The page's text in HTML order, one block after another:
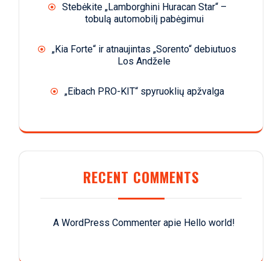
Stebėkite „Lamborghini Huracan Star“ –
tobulą automobilį pabėgimui
„Kia Forte“ ir atnaujintas „Sorento“ debiutuos
Los Andžele
„Eibach PRO-KIT“ spyruoklių apžvalga
RECENT COMMENTS
A WordPress Commenter apie Hello world!